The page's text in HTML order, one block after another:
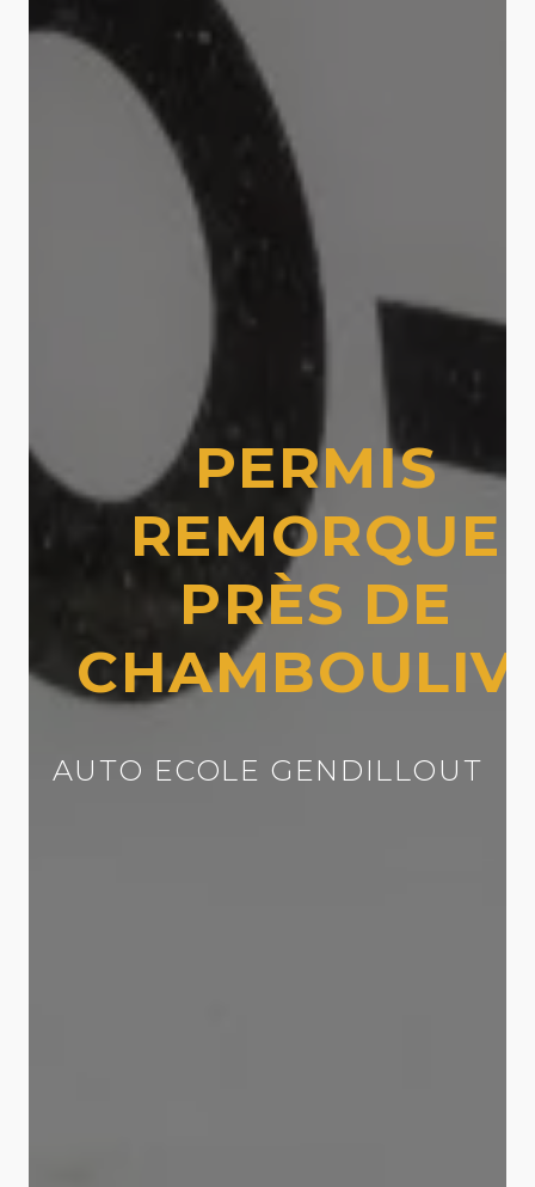
PERMIS
REMORQUE
PRÈS DE
AUTO ECOLE GENDILLOUT